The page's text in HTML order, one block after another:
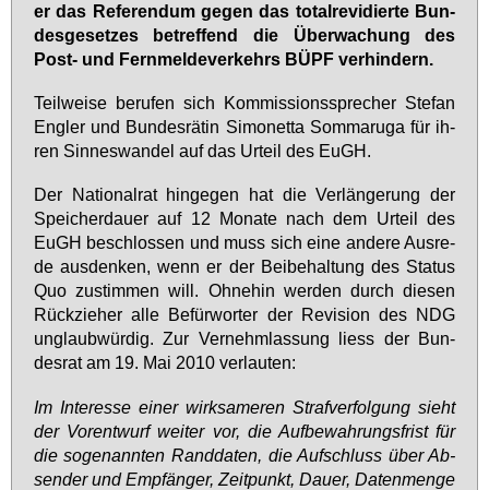
er das Re­fe­ren­dum ge­gen das to­tal­r­e­vi­dier­te Bun­
des­ge­set­zes be­tref­fend die Über­wa­chung des
Post- und Fern­mel­de­ver­kehrs BÜPF ver­hin­dern.
Teil­wei­se be­ru­fen sich Kom­mis­si­ons­spre­cher Ste­fan
Eng­ler und Bun­des­rä­tin Si­mo­net­ta Som­maru­ga für ih­
ren Sin­nes­wan­del auf das Ur­teil des EuGH.
Der Na­tio­nal­rat hin­ge­gen hat die Ver­län­ge­rung der
Spei­cher­dau­er auf 12 Mo­na­te nach dem Ur­teil des
EuGH be­schlos­sen und muss sich ei­ne an­de­re Aus­re­
de aus­den­ken, wenn er der Bei­be­hal­tung des Sta­tus
Quo zu­stim­men will. Oh­ne­hin wer­den durch die­sen
Rück­zie­her al­le Be­für­wor­ter der Re­vi­si­on des NDG
un­glaub­wür­dig. Zur Ver­nehm­las­sung liess der Bun­
des­rat am 19. Mai 2010 ver­lau­ten:
Im In­ter­es­se ei­ner wirk­sa­me­ren Straf­ver­fol­gung sieht
der Vor­ent­wurf wei­ter vor, die Auf­be­wah­rungs­frist für
die so­ge­nann­ten Rand­da­ten, die Auf­schluss über Ab­
sen­der und Emp­fän­ger, Zeit­punkt, Dau­er, Da­ten­men­ge